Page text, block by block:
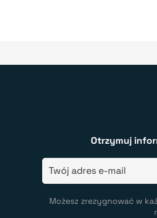
Otrzymuj
Możesz zrezygnować w